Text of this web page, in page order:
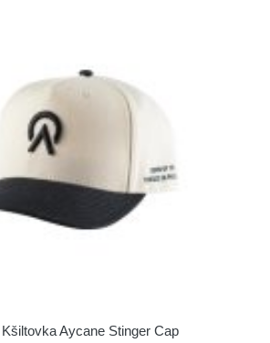
Aycane Stinger Cap